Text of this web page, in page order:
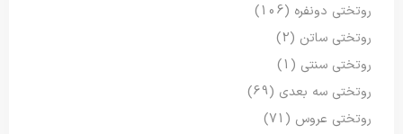
روتختی دونفره (106)
روتختی ساتن (2)
روتختی سنتی (1)
روتختی سه بعدی (69)
روتختی عروس (71)